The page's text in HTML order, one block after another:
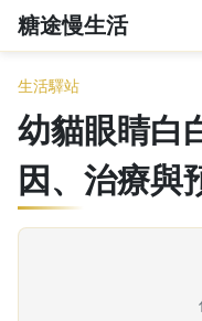
糖途慢生活
生活驛站
幼貓眼睛白
因、治療與